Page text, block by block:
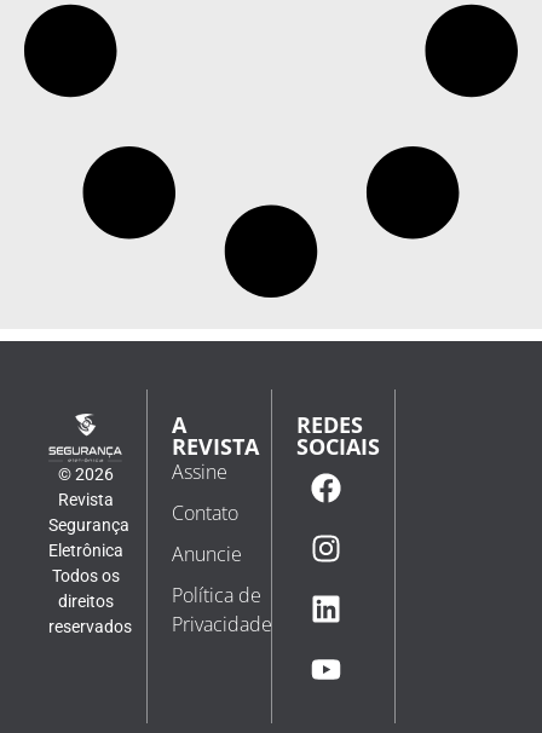
© 2026
Revista
Segurança
Eletrônica
Todos os
direitos
reservados
A
REVISTA
Assine
Contato
Anuncie
Política de
Privacidade
REDES
SOCIAIS